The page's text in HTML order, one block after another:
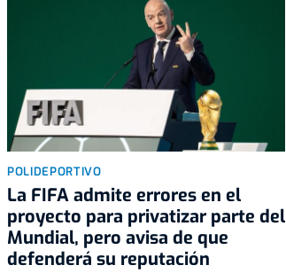
POLIDEPORTIVO
La FIFA admite errores en el
proyecto para privatizar parte del
Mundial, pero avisa de que
defenderá su reputación